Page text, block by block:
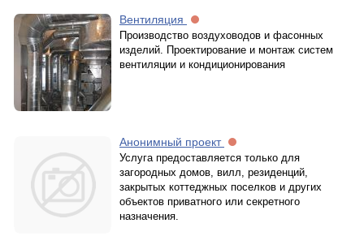
Вентиляция
Производство воздуховодов и фасонных
изделий. Проектирование и монтаж систем
вентиляции и кондиционирования
Анонимный проект
Услуга предоставляется только для
загородных домов, вилл, резиденций,
закрытых коттеджных поселков и других
объектов приватного или секретного
назначения.